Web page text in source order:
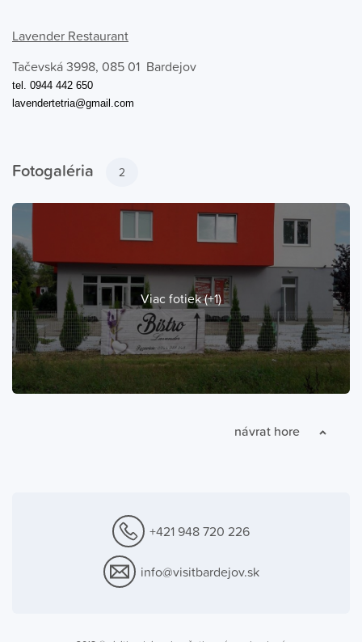
Lavender Restaurant
Tačevská 3998, 085 01 Bardejov
tel. 0944 442 650
lavendertetria@gmail.com
Fotogaléria 2
Viac fotiek (+1)
návrat hore
+421 948 720 226
info@visitbardejov.sk